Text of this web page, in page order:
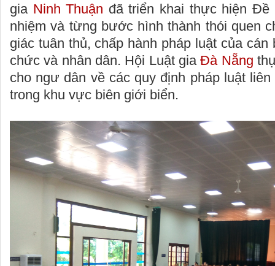
gia Ninh Thuận đã triển khai thực hiện Đề
nhiệm và từng bước hình thành thói quen
giác tuân thủ, chấp hành pháp luật của
chức và nhân dân. Hội Luật giaĐà Nẵng
cho ngư dân về các quy định pháp luật
trong khu vực biên giới biển.